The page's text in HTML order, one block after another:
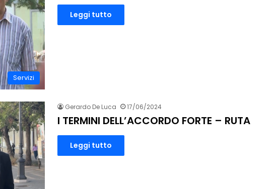
Servizi
Leggi tutto
Gerardo De Luca 17/06/2024
I TERMINI DELL’ACCORDO FORTE – RUTA
Leggi tutto